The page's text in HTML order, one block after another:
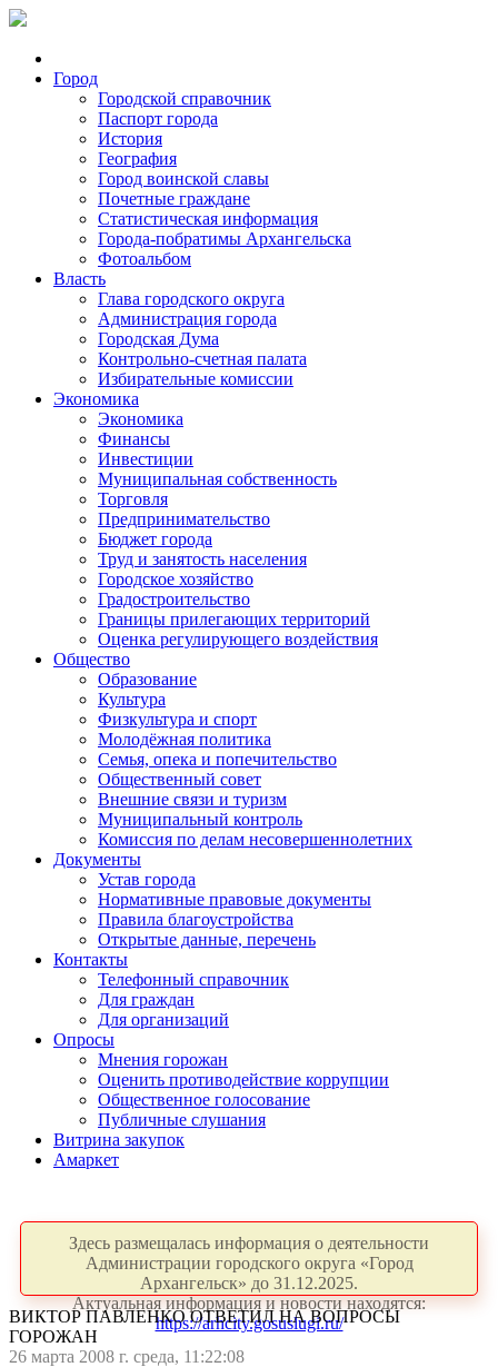
Город
Городской справочник
Паспорт города
История
География
Город воинской славы
Почетные граждане
Статистическая информация
Города-побратимы Архангельска
Фотоальбом
Власть
Глава городского округа
Администрация города
Городская Дума
Контрольно-счетная палата
Избирательные комиссии
Экономика
Экономика
Финансы
Инвестиции
Муниципальная собственность
Торговля
Предпринимательство
Бюджет города
Труд и занятость населения
Городское хозяйство
Градостроительство
Границы прилегающих территорий
Оценка регулирующего воздействия
Общество
Образование
Культура
Физкультура и спорт
Молодёжная политика
Семья, опека и попечительство
Общественный совет
Внешние связи и туризм
Муниципальный контроль
Комиссия по делам несовершеннолетних
Документы
Устав города
Нормативные правовые документы
Правила благоустройства
Открытые данные, перечень
Контакты
Телефонный справочник
Для граждан
Для организаций
Опросы
Мнения горожан
Оценить противодействие коррупции
Общественное голосование
Публичные слушания
Витрина закупок
Амаркет
Здесь размещалась информация о деятельности
Администрации городского округа «Город
Архангельск» до 31.12.2025.
Актуальная информация и новости находятся:
https://arhcity.gosuslugi.ru/
ВИКТОР ПАВЛЕНКО ОТВЕТИЛ НА ВОПРОСЫ
ГОРОЖАН
26 марта 2008 г. среда, 11:22:08